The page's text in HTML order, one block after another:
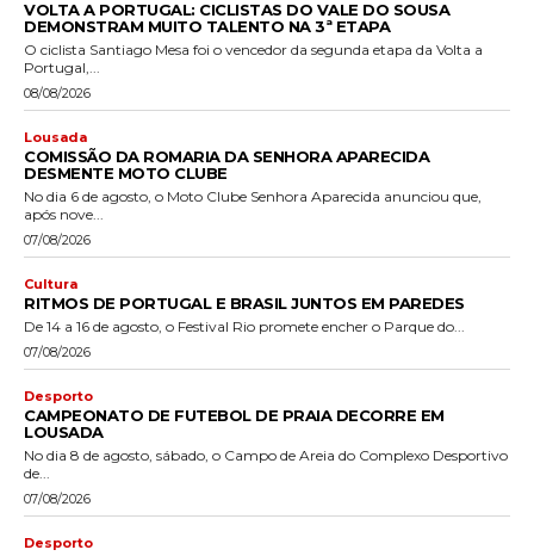
VOLTA A PORTUGAL: CICLISTAS DO VALE DO SOUSA
DEMONSTRAM MUITO TALENTO NA 3ª ETAPA
O ciclista Santiago Mesa foi o vencedor da segunda etapa da Volta a
Portugal,...
08/08/2026
Lousada
COMISSÃO DA ROMARIA DA SENHORA APARECIDA
DESMENTE MOTO CLUBE
No dia 6 de agosto, o Moto Clube Senhora Aparecida anunciou que,
após nove...
07/08/2026
Cultura
RITMOS DE PORTUGAL E BRASIL JUNTOS EM PAREDES
De 14 a 16 de agosto, o Festival Rio promete encher o Parque do...
07/08/2026
Desporto
CAMPEONATO DE FUTEBOL DE PRAIA DECORRE EM
LOUSADA
No dia 8 de agosto, sábado, o Campo de Areia do Complexo Desportivo
de...
07/08/2026
Desporto